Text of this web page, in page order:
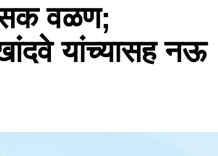
वळण;
यांच्यासह नऊ